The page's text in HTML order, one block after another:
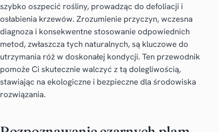
szybko oszpecić rośliny, prowadząc do defoliacji i
osłabienia krzewów. Zrozumienie przyczyn, wczesna
diagnoza i konsekwentne stosowanie odpowiednich
metod, zwłaszcza tych naturalnych, są kluczowe do
utrzymania róż w doskonałej kondycji. Ten przewodnik
pomoże Ci skutecznie walczyć z tą dolegliwością,
stawiając na ekologiczne i bezpieczne dla środowiska
rozwiązania.